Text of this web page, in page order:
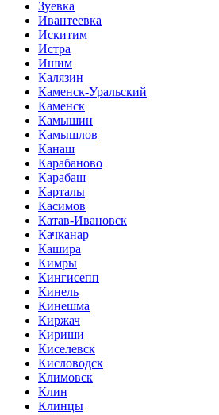
Зуевка
Ивантеевка
Искитим
Истра
Ишим
Калязин
Каменск-Уральский
Каменск
Камышин
Камышлов
Канаш
Карабаново
Карабаш
Карталы
Касимов
Катав-Ивановск
Качканар
Кашира
Кимры
Кингисепп
Кинель
Кинешма
Киржач
Кириши
Киселевск
Кисловодск
Климовск
Клин
Клинцы